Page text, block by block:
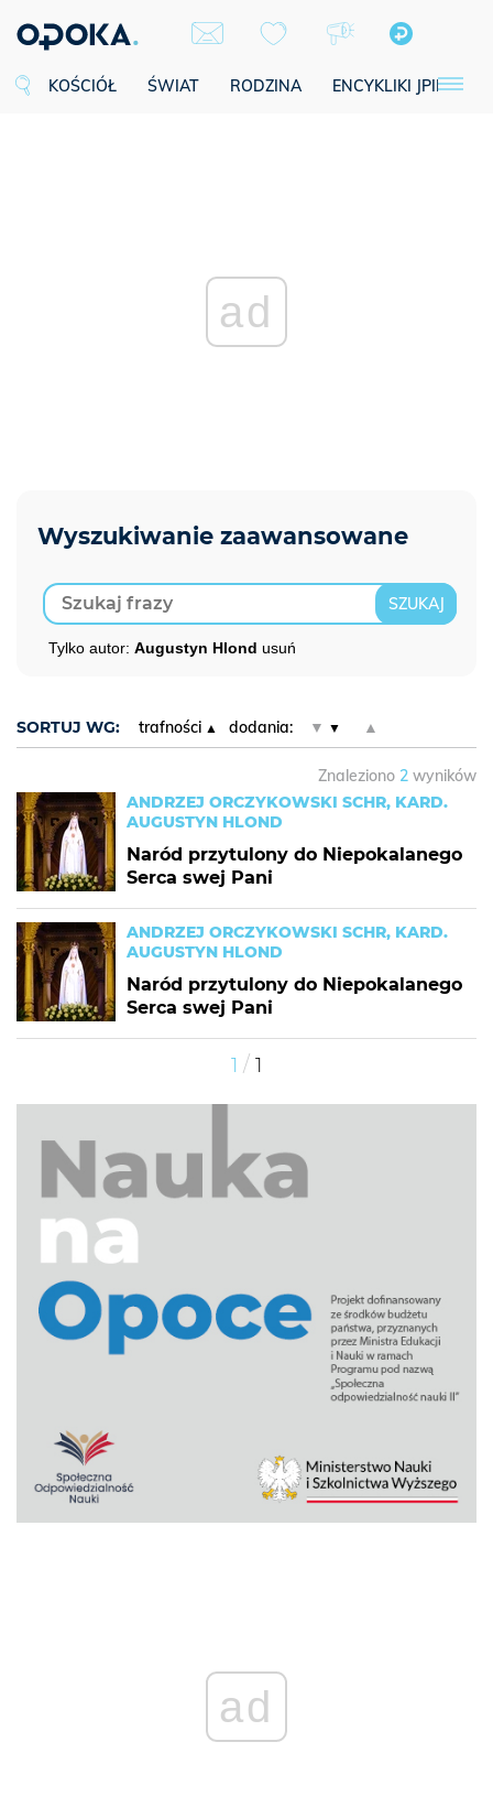
KOŚCIÓŁ ŚWIAT RODZINA ENCYKLIKI JPII
ad
Tylko autor: Augustyn Hlond usuń
SORTUJ WG: trafności dodania: ▼ ▲
Znaleziono 2 wyników
ANDRZEJ ORCZYKOWSKI SCHR, KARD.
AUGUSTYN HLOND
Naród przytulony do Niepokalanego
Serca swej Pani
ANDRZEJ ORCZYKOWSKI SCHR, KARD.
AUGUSTYN HLOND
Naród przytulony do Niepokalanego
Serca swej Pani
1 / 1
ad